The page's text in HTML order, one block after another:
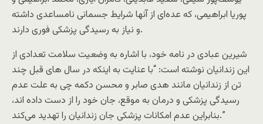
پوریا ابراهیمی، که عده‌ای از آنها شرایط جسمانی نامساعدی داشته
و نیاز به رسیدگی پزشکی فوری دارند.
شیرین عبادی در نامه خود، با اشاره به وضعیت سلامت تعدادی از
این زندانیان نوشته است: “با عنایت به اینکه در سال‌ های قبل چند
تن‌ از زندانیان مانند هدی صابر و محسن دکمه چی به علت عدم
رسیدگی پزشکی‌ و درمان به موقع، جان خود را از دست داده اند،
بنابراین عدم امکانات پزشکی‌ جان زندانیان را تهدید می‌‌کند.”